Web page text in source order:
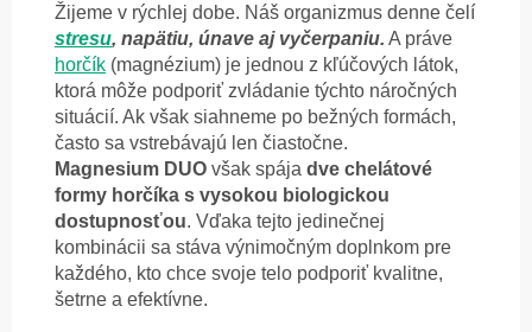
Žijeme v rýchlej dobe. Náš organizmus denne čelí
stresu, napätiu, únave aj vyčerpaniu. A práve
horčík (magnézium) je jednou z kľúčových látok,
ktorá môže podporiť zvládanie týchto náročných
situácií. Ak však siahneme po bežných formách,
často sa vstrebávajú len čiastočne.
Magnesium DUO však spája dve chelátové
formy horčíka s vysokou biologickou
dostupnosťou. Vďaka tejto jedinečnej
kombinácii sa stáva výnimočným doplnkom pre
každého, kto chce svoje telo podporiť kvalitne,
šetrne a efektívne.